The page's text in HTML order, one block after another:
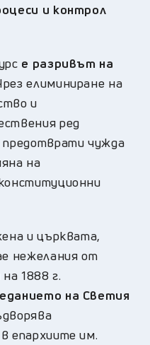
и контрол
е разривът на
елиминиране на
и
ред
чужда
на
и църквата,
нежелания от
1888 г.
на Светия
епархиите им.